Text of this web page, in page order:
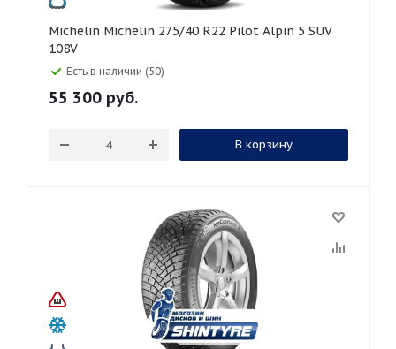
Michelin Michelin 275/40 R22 Pilot Alpin 5 SUV
108V
Есть в наличии (50)
55 300 руб.
В корзину